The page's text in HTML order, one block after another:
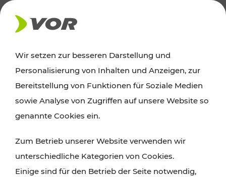
AKTUELLES
Ausflugstipps
Wien, Niederösterreich und das Burgenland
Wanderungen, Kultur und Gastronomie,
Radtouren oder purer Naturgenuss – viele
Attraktionen sind mit den Ticket- und Fahrplan-
Wir setzen zur besseren Darstellung und
Personalisierung von Inhalten und Anzeigen, zur
Bereitstellung von Funktionen für Soziale Medien
sowie Analyse von Zugriffen auf unsere Website so
genannte Cookies ein.
Zum Betrieb unserer Website verwenden wir
unterschiedliche Kategorien von Cookies.
Einige sind für den Betrieb der Seite notwendig,